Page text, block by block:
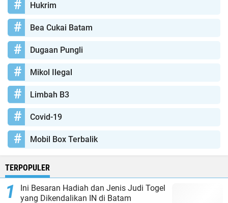
Hukrim
Bea Cukai Batam
Dugaan Pungli
Mikol Ilegal
Limbah B3
Covid-19
Mobil Box Terbalik
TERPOPULER
Ini Besaran Hadiah dan Jenis Judi Togel
yang Dikendalikan IN di Batam